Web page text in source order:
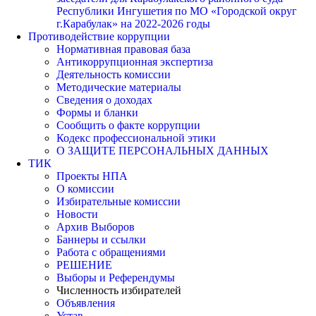
Республики Ингушетия по МО «Городской округ
г.Карабулак» на 2022-2026 годы
Противодействие коррупции
Нормативная правовая база
Антикоррупционная экспертиза
Деятельность комиссии
Методические материалы
Сведения о доходах
Формы и бланки
Сообщить о факте коррупции
Кодекс профессиональной этики
О ЗАЩИТЕ ПЕРСОНАЛЬНЫХ ДАННЫХ
ТИК
Проекты НПА
О комиссии
Избирательные комиссии
Новости
Архив Выборов
Баннеры и ссылки
Работа с обращениями
РЕШЕНИЕ
Выборы и Референдумы
Численность избирателей
Объявления